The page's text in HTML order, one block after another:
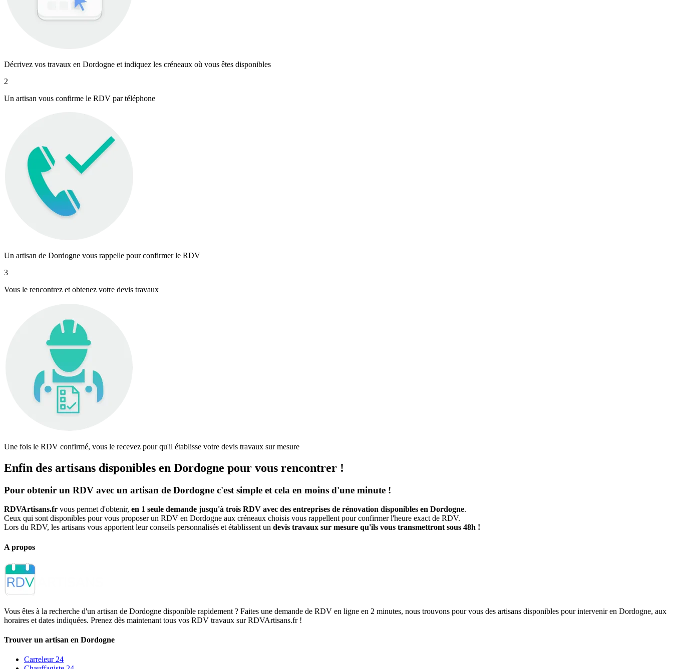
Décrivez vos travaux en Dordogne et indiquez les créneaux où vous êtes disponibles
2
Un artisan vous confirme le RDV par téléphone
Un artisan de Dordogne vous rappelle pour confirmer le RDV
3
Vous le rencontrez et obtenez votre devis travaux
Une fois le RDV confirmé, vous le recevez pour qu'il établisse votre devis travaux sur mesure
Enfin des artisans disponibles en Dordogne pour vous rencontrer !
Pour obtenir un RDV avec un artisan de Dordogne c'est simple et cela en moins d'une minute !
RDVArtisans.fr vous permet d'obtenir, en 1 seule demande jusqu'à trois RDV avec des entreprises de rénovation disponibles en Dordogne.
Ceux qui sont disponibles pour vous proposer un RDV en Dordogne aux créneaux choisis vous rappellent pour confirmer l'heure exact de RDV.
Lors du RDV, les artisans vous apportent leur conseils personnalisés et établissent un devis travaux sur mesure qu'ils vous transmettront sous 48h !
A propos
Vous êtes à la recherche d'un artisan de Dordogne disponible rapidement ? Faites une demande de RDV en ligne en 2 minutes, nous trouvons pour vous des artisans disponibles pour intervenir en Dordogne, aux
horaires et dates indiquées. Prenez dès maintenant tous vos RDV travaux sur RDVArtisans.fr !
Trouver un artisan en Dordogne
Carreleur 24